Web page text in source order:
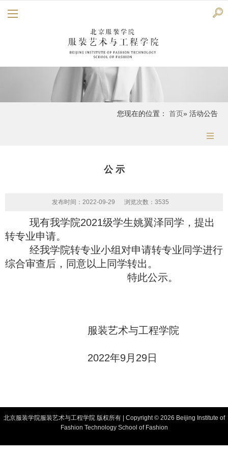
您现在的位置： 首页» 活动公告
公 示
发布时间：2022-09-29 浏览次数： 3535
现有我学院2021级学生姚翼泽同学，提出
转专业申请。
经我学院转专业小组对申请转专业同学进行
综合审查后，同意以上同学转出。
特此公示。
服装艺术与工程学院
2022年9月29日
北京服装学院服装艺术与工程学院 版权所有 | Copyright © 2026 Beijing Institute of
Fashion Technology School of Fashion